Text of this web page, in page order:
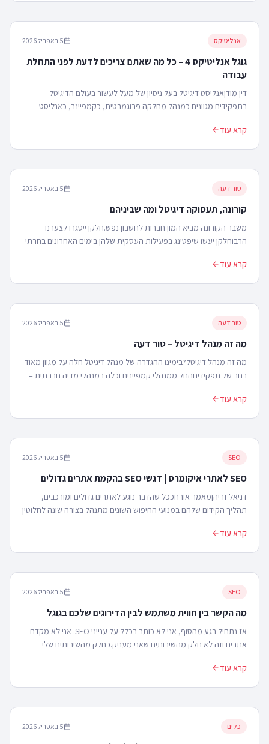
אנליטיקס 5 באפריל 2026
גוגל אנליטיקס 4 – כל מה שאתם צריכים לדעת לפני התחלת
עבודה
דין מודןאנליסט דיגיטל בעל ניסיון של מעל לעשור בעולם הדיגיטל
בתפקידים מגוונים כמנהל מחלקה פרוגמרטית, כקמפיינר, כאנליסט
קרא עוד
טור דעה 5 באפריל 2026
קורונה, תעסוקה דיגיטל ומה שביניהם
משבר הקורונה מביא המון חברות לחשבון נפש.חלקן ייסגרו לצערנו
הרבוחלקן יעשו שיפטינג בפעילות העסקית שלהן.בימים האחרונים בחרתי
קרא עוד
טור דעה 5 באפריל 2026
מה זה מנהל דיגיטל – טור דעה
מה זה מנהל דיגיטל?בימינו ההגדרה של מנהל דיגיטל חלה על מגוון מאוד
רחב של תפקידיםהחל ממנהלי קמפיינים וכלה במנהלי מדיה חברתית –
קרא עוד
SEO 5 באפריל 2026
SEO לאתרי איקומרס | דגשי SEO בהקמת אתרים גדולים
דניאל זריהןמאמר אורחככל שהדבר נוגע לאתרים גדולים ומורכבים,
תהליך הקידום שלהם במנועי החיפוש השונים מתנהל בצורה שונה לחלוטין
קרא עוד
SEO 5 באפריל 2026
מה הקשר בין חווית משתמש לבין הדירוגים שלכם בגוגל
אז נתחיל רגע מהסוף, אני לא כותב בכלל על ענייני SEO. אני לא מקדם
אתרים וזה לא חלק מהשירותים שאני מעניק.כחלק מהשירותים שלי
קרא עוד
כלים 5 באפריל 2026